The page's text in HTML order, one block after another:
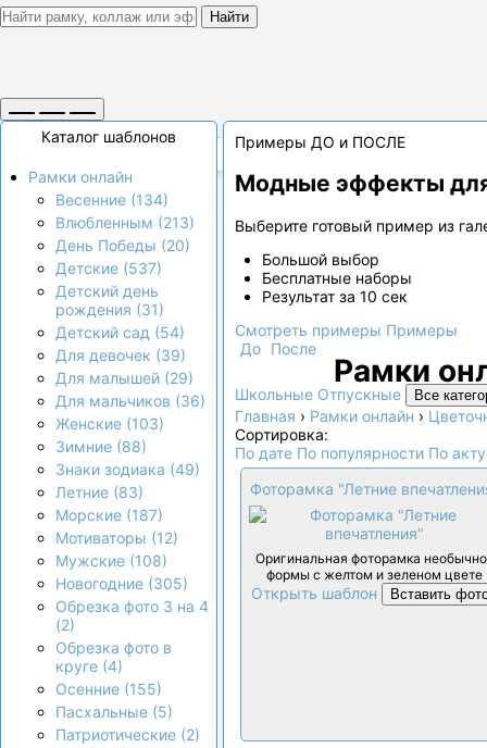
Найти
Каталог шаблонов
Рамки онлайн
Весенние (134)
Влюбленным (213)
День Победы (20)
Детские (537)
Детский день
рождения (31)
Детский сад (54)
Для девочек (39)
Для малышей (29)
Для мальчиков (36)
Женские (103)
Зимние (88)
Знаки зодиака (49)
Летние (83)
Морские (187)
Мотиваторы (12)
Мужские (108)
Новогодние (305)
Обрезка фото 3 на 4
(2)
Обрезка фото в
круге (4)
Осенние (155)
Пасхальные (5)
Патриотические (2)
Примеры ДО и ПОСЛЕ
Модные эффекты
Выберите готовый пример из
Большой выбор
Бесплатные наборы
Результат за 10 сек
Смотреть примеры Примеры
До После
Рамки
Школьные Отпускные Все
Главная › Рамки онлайн ›
Сортировка:
По дате По популярности По
Фоторамка "Летние
Оригинальная фоторамка
формы с желтом и зеленом цвете
Открыть шаблон Вставить